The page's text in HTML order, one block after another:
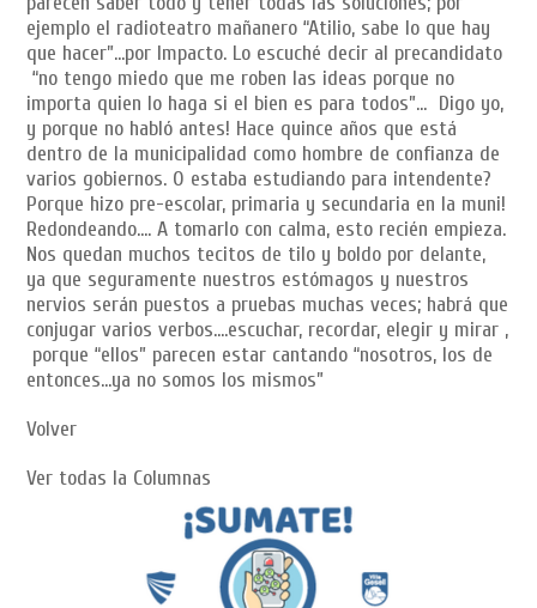
ejemplo el radioteatro mañanero “Atilio, sabe lo que hay
que hacer”…por Impacto. Lo escuché decir al precandidato
“no tengo miedo que me roben las ideas porque no
importa quien lo haga si el bien es para todos”… Digo yo,
y porque no habló antes! Hace quince años que está
dentro de la municipalidad como hombre de confianza de
varios gobiernos. O estaba estudiando para intendente?
Porque hizo pre-escolar, primaria y secundaria en la muni!
Redondeando…. A tomarlo con calma, esto recién empieza.
Nos quedan muchos tecitos de tilo y boldo por delante,
ya que seguramente nuestros estómagos y nuestros
nervios serán puestos a pruebas muchas veces; habrá que
conjugar varios verbos….escuchar, recordar, elegir y mirar ,
porque “ellos” parecen estar cantando “nosotros, los de
entonces…ya no somos los mismos”
Volver
Ver todas la Columnas